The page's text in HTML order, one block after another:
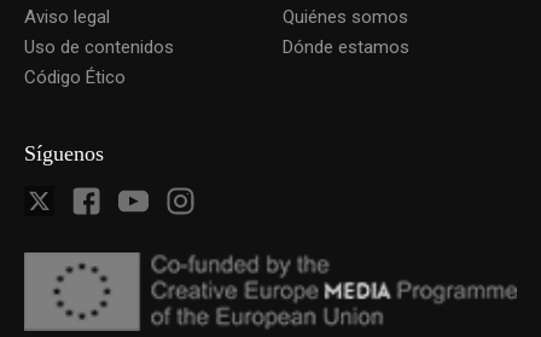
Aviso legal
Uso de contenidos
Código Ético
Quiénes somos
Dónde estamos
Síguenos